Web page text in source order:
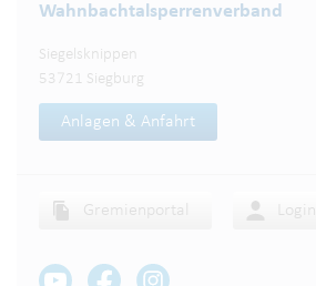
Wahnbachtalsperren­verband
Siegelsknippen
53721 Siegburg
Anlagen & Anfahrt
Gremienportal Login